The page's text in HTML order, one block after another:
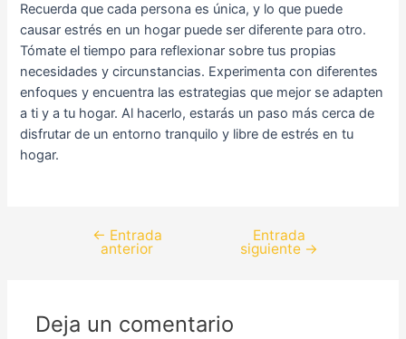
Recuerda que cada persona es única, y lo que puede
causar estrés en un hogar puede ser diferente para otro.
Tómate el tiempo para reflexionar sobre tus propias
necesidades y circunstancias. Experimenta con diferentes
enfoques y encuentra las estrategias que mejor se adapten
a ti y a tu hogar. Al hacerlo, estarás un paso más cerca de
disfrutar de un entorno tranquilo y libre de estrés en tu
hogar.
← Entrada
anterior
Entrada
siguiente →
Deja un comentario